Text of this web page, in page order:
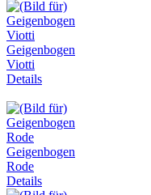
Geigenbogen
Viotti
Details
Geigenbogen
Rode
Details